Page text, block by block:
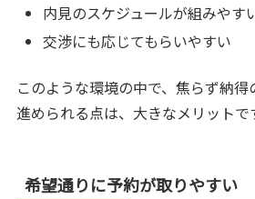
内見のスケジュールが組みやす
交渉にも応じてもらいやすい
このような環境の中で、焦らず納
進められる点は、大きなメリットで
希望通りに予約が取りやすい